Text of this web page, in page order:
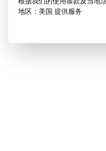
地区：美国 提供服务